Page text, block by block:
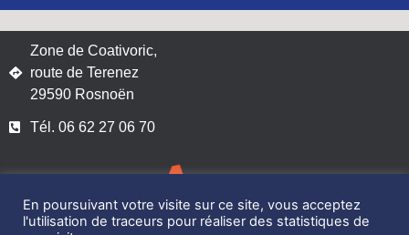
Zone de Coativoric,
route de Terenez
29590 Rosnoën
Tél. 06 62 27 06 70
En poursuivant votre visite sur ce site, vous acceptez
l'utilisation de traceurs pour réaliser des statistiques de